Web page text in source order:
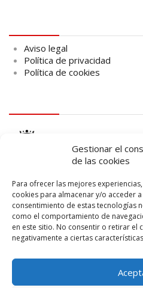
Gestionar el
de las cookies
Para ofrecer las mejores
cookies para almacenar y/o acceder
consentimiento de estas tecnologías
como el comportamiento de
en este sitio. No consentir o retirar el
negativamente a ciertas
Aviso legal
Política de privacidad
Política de cookies
logo SID